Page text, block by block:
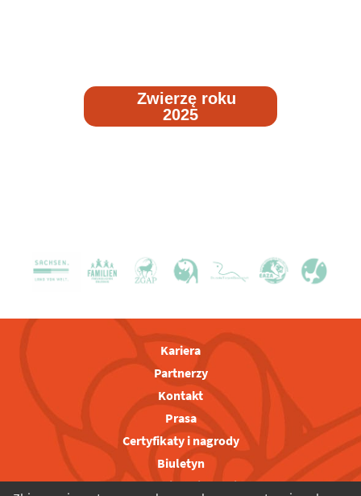
Zwierzę roku
2025
Kariera
Partnerzy
Kontakt
Prasa
Certyfikaty i nagrody
Biuletyn
Regulamin zwiedzania